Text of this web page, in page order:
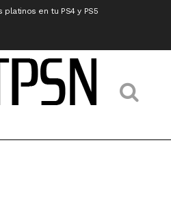
platinos en tu PS4 y PS5